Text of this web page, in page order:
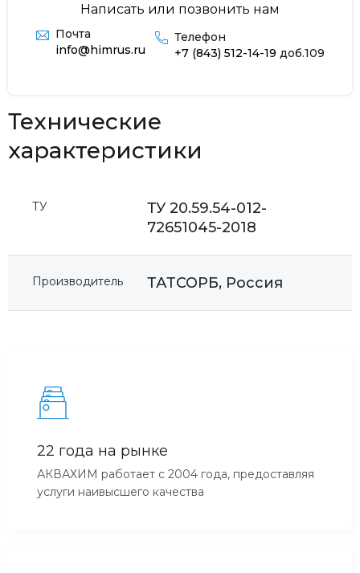
Написать или позвонить нам
Почта
info@himrus.ru
Телефон
+7 (843) 512-14-19 доб.109
Технические
характеристики
ТУ
ТУ 20.59.54-012-
72651045-2018
Производитель ТАТСОРБ, Россия
22 года на рынке
АКВАХИМ работает с 2004 года, предоставляя
услуги наивысшего качества